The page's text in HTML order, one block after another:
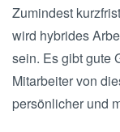
Zumindest
wird hybrides
sein. Es gibt gute
Mitarbeiter von
persönlicher und